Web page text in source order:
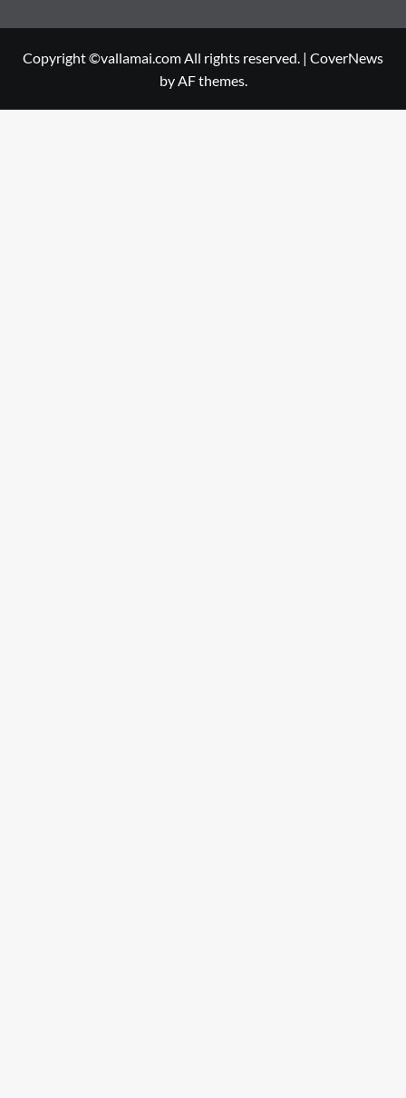
Copyright ©vallamai.com All rights reserved. | CoverNews
by AF themes.